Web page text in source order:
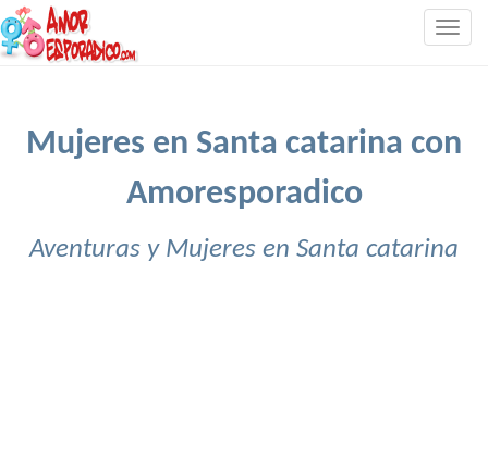
Mujeres en Santa catarina con
Amoresporadico
Aventuras y Mujeres en Santa catarina